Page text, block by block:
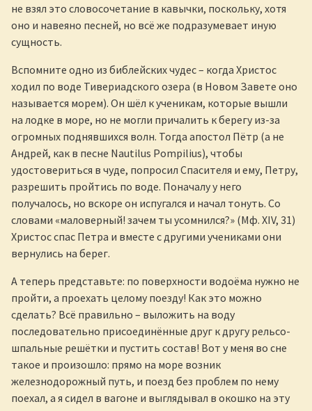
не взял это словосочетание в кавычки, поскольку, хотя
оно и навеяно песней, но всё же подразумевает иную
сущность.
Вспомните одно из библейских чудес – когда Христос
ходил по воде Тивериадского озера (в Новом Завете оно
называется морем). Он шёл к ученикам, которые вышли
на лодке в море, но не могли причалить к берегу из-за
огромных поднявшихся волн. Тогда апостол Пётр (а не
Андрей, как в песне Nautilus Pompilius), чтобы
удостовериться в чуде, попросил Спасителя и ему, Петру,
разрешить пройтись по воде. Поначалу у него
получалось, но вскоре он испугался и начал тонуть. Со
словами «маловерный! зачем ты усомнился?» (Мф. XIV, 31)
Христос спас Петра и вместе с другими учениками они
вернулись на берег.
А теперь представьте: по поверхности водоёма нужно не
пройти, а проехать целому поезду! Как это можно
сделать? Всё правильно – выложить на воду
последовательно присоединённые друг к другу рельсо-
шпальные решётки и пустить состав! Вот у меня во сне
такое и произошло: прямо на море возник
железнодорожный путь, и поезд без проблем по нему
поехал, а я сидел в вагоне и выглядывал в окошко на эту